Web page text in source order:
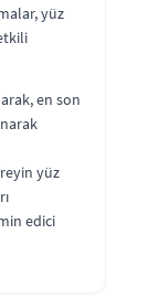
yüz
en son
yüz
edici